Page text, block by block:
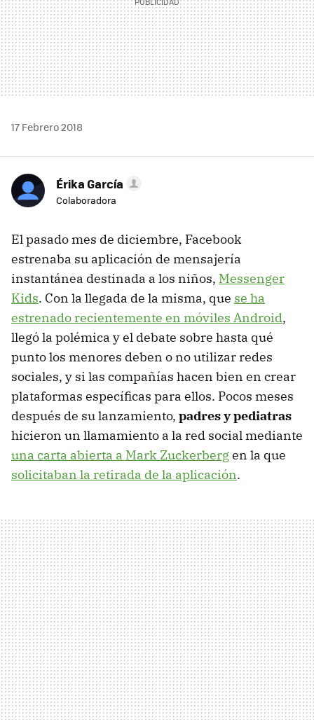
17 Febrero 2018
Érika García
Colaboradora
El pasado mes de diciembre, Facebook
estrenaba su aplicación de mensajería
instantánea destinada a los niños, Messenger
Kids. Con la llegada de la misma, que se ha
estrenado recientemente en móviles Android,
llegó la polémica y el debate sobre hasta qué
punto los menores deben o no utilizar redes
sociales, y si las compañías hacen bien en crear
plataformas específicas para ellos. Pocos meses
después de su lanzamiento, padres y pediatras
hicieron un llamamiento a la red social mediante
una carta abierta a Mark Zuckerbergen la que
solicitaban la retirada de la aplicación.